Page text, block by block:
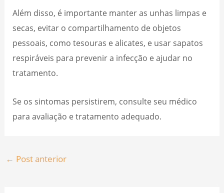
Além disso, é importante manter as unhas limpas e
secas, evitar o compartilhamento de objetos
pessoais, como tesouras e alicates, e usar sapatos
respiráveis para prevenir a infecção e ajudar no
tratamento.
Se os sintomas persistirem, consulte seu médico
para avaliação e tratamento adequado.
← Post anterior